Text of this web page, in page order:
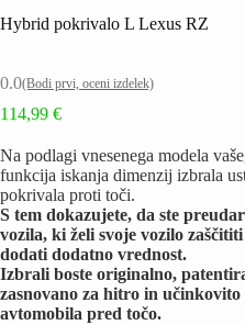
Hybrid pokrivalo L Lexus RZ
0.0(Bodi prvi, oceni izdelek)
114,99 €
Na podlagi vnesenega modela
funkcija iskanja dimenzij izbrala
pokrivala proti toči.
S tem dokazujete, da ste
vozila, ki želi svoje vozilo
dodati dodatno vrednost.
Izbrali boste originalno,
zasnovano za hitro in učinkovito
avtomobila pred točo.